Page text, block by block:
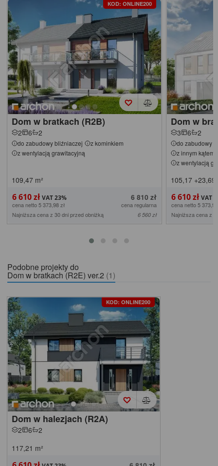
KOD: ONLINE200
Dom w bratkach (R2B)
2 6 2
do zabudowy bliźniaczej
z kominkiem
z wentylacją grawitacyjną
109,47 m²
6 610 zł 6 810 zł
cena netto 5 373,98 zł
cena regularna
Najniższa cena z 30 dni przed obniżką
6 560 zł
Dom w
3 6 2
do zabudowy
z innym kątem
z wentylacją
105,17 +23,69
6 610 zł
cena netto 5
Najniższa cena z
Podobne projekty do
Dom w bratkach (R2E) ver.2 (1)
KOD: ONLINE200
Dom w halezjach (R2A)
2 6
2
117,21 m²